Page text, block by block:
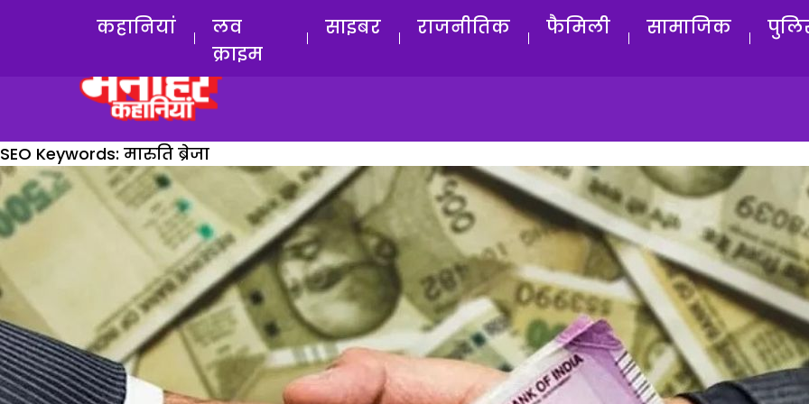
कहानियां
लव
क्राइम
साइबर राजनीतिक फैमिली सामाजिक
SEO Keywords: मारुति ब्रेजा